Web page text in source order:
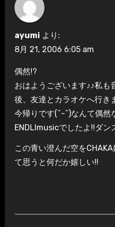
ayumi より:
8月 21, 2006 6:05 am
偶然!?
おはようございます♪♪私も
後、友達とカラオケへ行き
今帰りです(^-^)なんて偶然
ENDLImusicでしたよ!!ダ
この青い澄んだ空を
て思うと何だか嬉しい!!